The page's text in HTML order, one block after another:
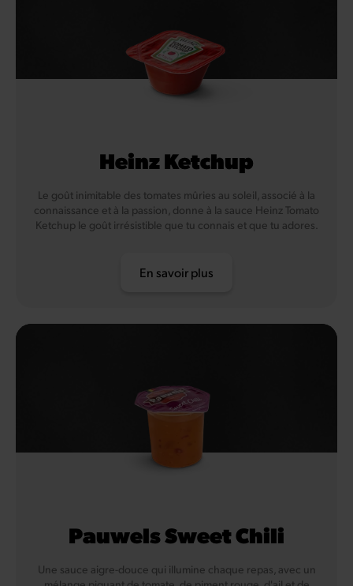
Heinz Ketchup
Le goût inimitable des tomates mûries au soleil, associé à la
connaissance et à la passion, donne à la sauce Heinz Tomato
Ketchup le goût irrésistible que tu connais et que tu adores.
En savoir plus
Pauwels Sweet Chili
Une sauce aigre-douce qui illumine chaque repas, avec un